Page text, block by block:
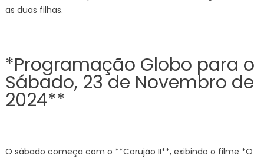
as duas filhas.
*Programação Globo para o
Sábado, 23 de Novembro de
2024**
O sábado começa com o **Corujão II**, exibindo o filme *O